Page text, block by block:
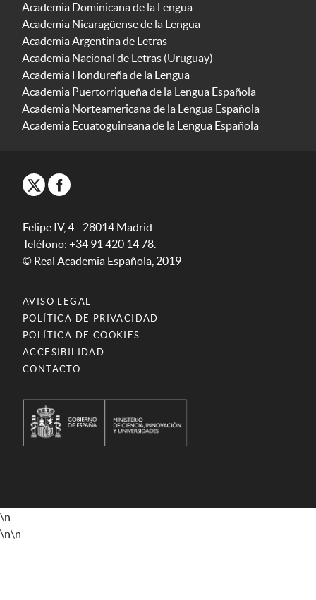
Academia Dominicana de la Lengua
Academia Nicaragüense de la Lengua
Academia Argentina de Letras
Academia Nacional de Letras (Uruguay)
Academia Hondureña de la Lengua
Academia Puertorriqueña de la Lengua Española
Academia Norteamericana de la Lengua Española
Academia Ecuatoguineana de la Lengua Española
Felipe IV, 4 - 28014 Madrid -
Teléfono: +34 91 420 14 78.
© Real Academia Española, 2019
AVISO LEGAL
POLÍTICA DE PRIVACIDAD
POLÍTICA DE COOKIES
ACCESIBILIDAD
CONTACTO
\n
\n\n